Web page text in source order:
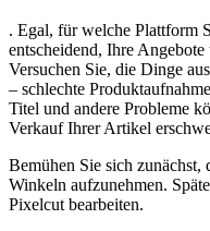
. Egal, für welche Plattform
entscheidend, Ihre
Versuchen Sie, die Dinge
– schlechte
Titel und andere Probleme
Verkauf Ihrer Artikel
Bemühen Sie sich
Winkeln aufzunehmen.
Pixelcut bearbeiten.